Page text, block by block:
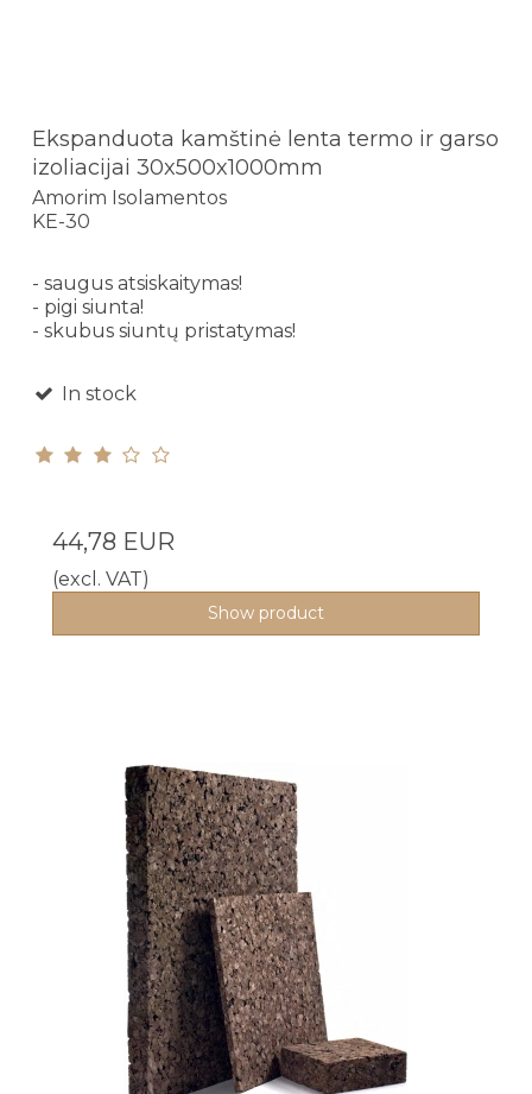
Ekspanduota kamštinė lenta termo ir garso
izoliacijai 30x500x1000mm
Amorim Isolamentos
KE-30
- saugus atsiskaitymas!
- pigi siunta!
- skubus siuntų pristatymas!
In stock
44,78 EUR
(excl. VAT)
Show product